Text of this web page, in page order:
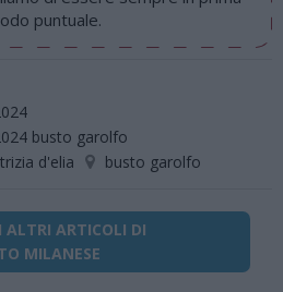
puntuale.
busto garolfo
d'elia busto garolfo
ALTRI ARTICOLI DI
MILANESE